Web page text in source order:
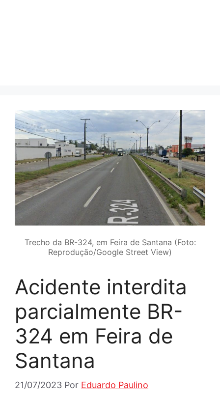
Trecho da BR-324, em Feira de Santana (Foto:
Reprodução/Google Street View)
Acidente interdita
parcialmente BR-
324 em Feira de
Santana
21/07/2023 Por Eduardo Paulino